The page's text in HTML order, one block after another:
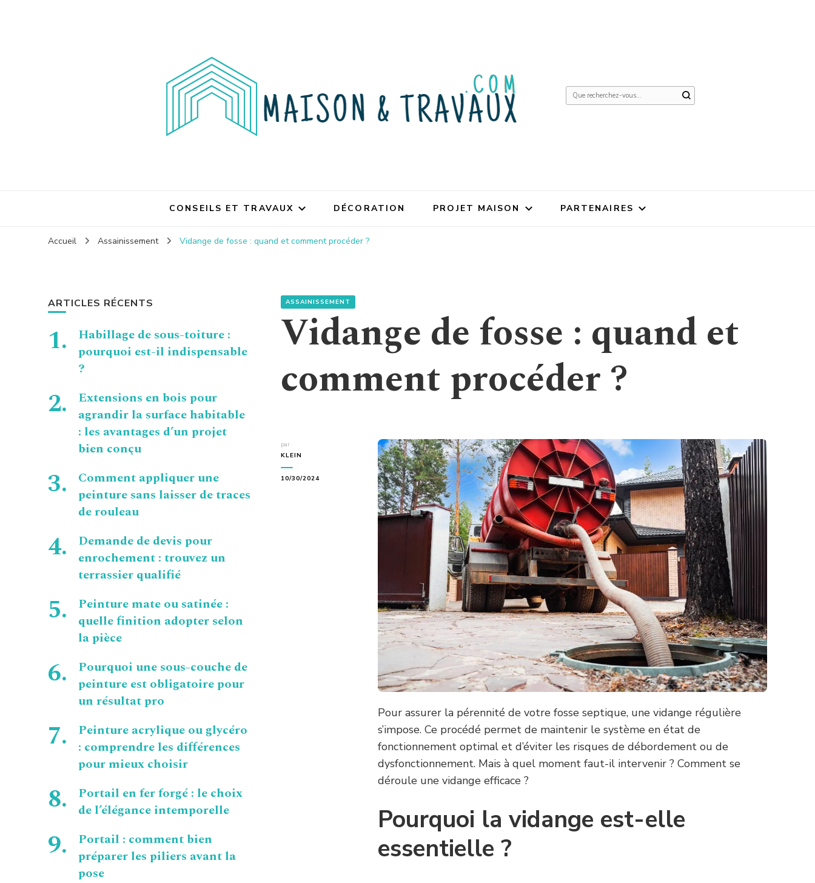
Vous
CONSEILS ET TRAVAUX DÉCORATION PROJET MAISON PARTENAIRES
Accueil Assainissement Vidange de fosse : quand et comment procéder ?
ASSAINISSEMENT
Vidange de fosse : quand et
comment procéder ?
par
KLEIN
10/30/2024
Pour assurer la pérennité de votre fosse septique, une vidange régulière
s’impose. Ce procédé permet de maintenir le système en état de
fonctionnement optimal et d’éviter les risques de débordement ou de
dysfonctionnement. Mais à quel moment faut-il intervenir ? Comment se
déroule une vidange efficace ?
Pourquoi la vidange est-elle
essentielle ?
ARTICLES RÉCENTS
Habillage de sous-toiture :
pourquoi est-il indispensable
?
Extensions en bois pour
agrandir la surface habitable
: les avantages d’un projet
bien conçu
Comment appliquer une
peinture sans laisser de traces
de rouleau
Demande de devis pour
enrochement : trouvez un
terrassier qualifié
Peinture mate ou satinée :
quelle finition adopter selon
la pièce
Pourquoi une sous-couche de
peinture est obligatoire pour
un résultat pro
Peinture acrylique ou glycéro
: comprendre les différences
pour mieux choisir
Portail en fer forgé : le choix
de l’élégance intemporelle
Portail : comment bien
préparer les piliers avant la
pose